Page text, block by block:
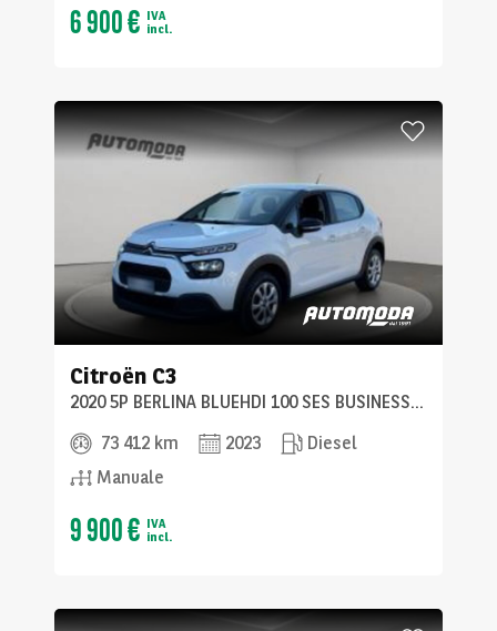
6 900 € IVA
incl.
Citroën C3
2020 5P BERLINA BLUEHDI 100 SES BUSINESS COMBI
73 412 km
2023
Diesel
Manuale
9 900 € IVA
incl.